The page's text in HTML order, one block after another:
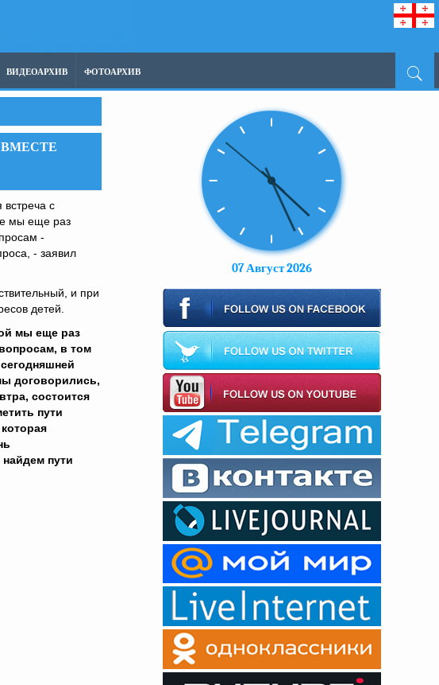
ВИДЕОАРХИВ ФОТОАРХИВ
встреча с
мы еще раз
-
- заявил
и при
детей.
мы еще раз
в том
договорились,
состоится
пути
пути
07 Август 2026